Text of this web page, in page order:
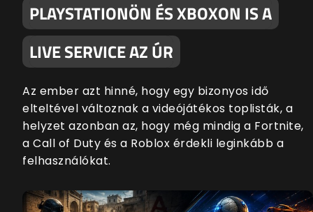
PLAYSTATIONÖN ÉS XBOXON IS A
LIVE SERVICE AZ ÚR
Az ember azt hinné, hogy egy bizonyos idő
elteltével változnak a videójátékos toplisták, a
helyzet azonban az, hogy még mindig a Fortnite,
a Call of Duty és a Roblox érdekli leginkább a
felhasználókat.